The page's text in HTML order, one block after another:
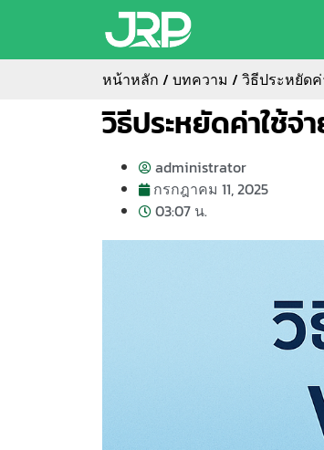
หน้าหลัก / บทความ / วิธีประหยัดค่
วิธีประหยัดค่าใช้จ่
administrator
กรกฎาคม 11, 2025
03:07 น.